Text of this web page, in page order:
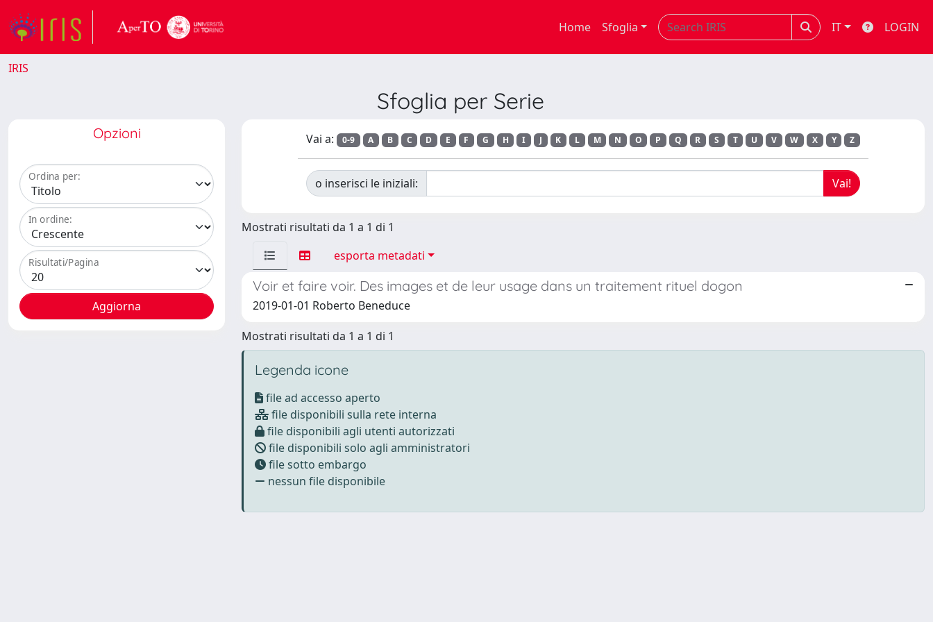
Home Sfoglia IT LOGIN
IRIS
Sfoglia per Serie
Opzioni
Ordina per:
In ordine:
Risultati/Pagina
Vai a: 0-9 A B C D E F G H I J K L M N O P Q R S T U V W X Y Z
o inserisci le iniziali:
Mostrati risultati da 1 a 1 di 1
esporta metadati
Voir et faire voir. Des images et de leur usage dans un traitement rituel dogon
2019-01-01 Roberto Beneduce
Mostrati risultati da 1 a 1 di 1
Legenda icone
file ad accesso aperto
file disponibili sulla rete interna
file disponibili agli utenti autorizzati
file disponibili solo agli amministratori
file sotto embargo
nessun file disponibile